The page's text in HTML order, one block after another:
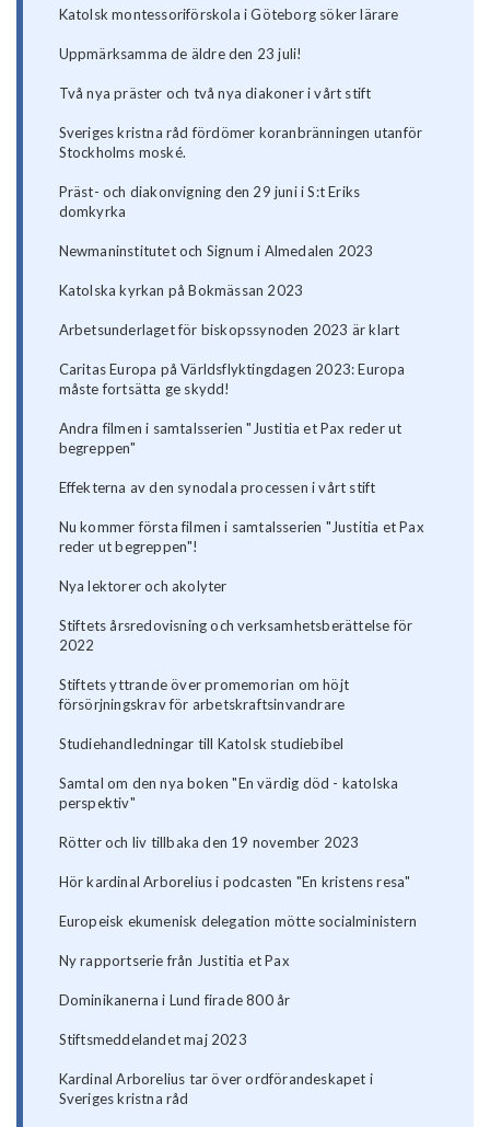
Katolsk montessoriförskola i Göteborg söker lärare
Uppmärksamma de äldre den 23 juli!
Två nya präster och två nya diakoner i vårt stift
Sveriges kristna råd fördömer koranbränningen utanför
Stockholms moské.
Präst- och diakonvigning den 29 juni i S:t Eriks
domkyrka
Newmaninstitutet och Signum i Almedalen 2023
Katolska kyrkan på Bokmässan 2023
Arbetsunderlaget för biskopssynoden 2023 är klart
Caritas Europa på Världsflyktingdagen 2023: Europa
måste fortsätta ge skydd!
Andra filmen i samtalsserien "Justitia et Pax reder ut
begreppen"
Effekterna av den synodala processen i vårt stift
Nu kommer första filmen i samtalsserien "Justitia et Pax
reder ut begreppen"!
Nya lektorer och akolyter
Stiftets årsredovisning och verksamhetsberättelse för
2022
Stiftets yttrande över promemorian om höjt
försörjningskrav för arbetskraftsinvandrare
Studiehandledningar till Katolsk studiebibel
Samtal om den nya boken "En värdig död - katolska
perspektiv"
Rötter och liv tillbaka den 19 november 2023
Hör kardinal Arborelius i podcasten "En kristens resa"
Europeisk ekumenisk delegation mötte socialministern
Ny rapportserie från Justitia et Pax
Dominikanerna i Lund firade 800 år
Stiftsmeddelandet maj 2023
Kardinal Arborelius tar över ordförandeskapet i
Sveriges kristna råd